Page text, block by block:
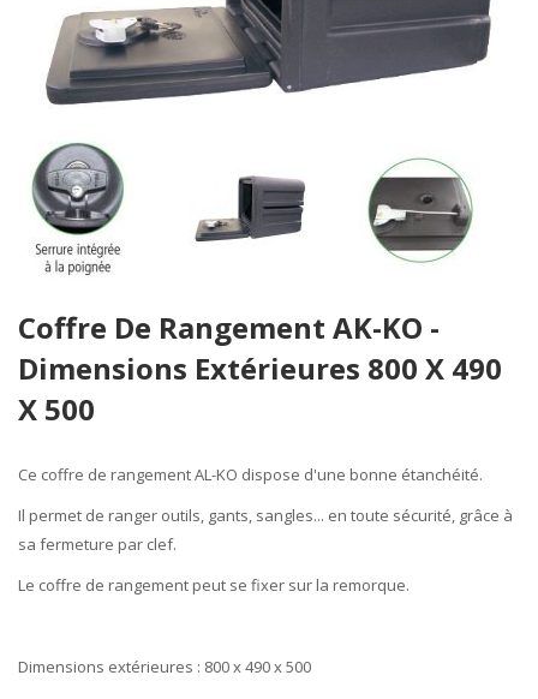
to
beginning
of
the
gallery
Coffre De Rangement AK-KO -
Dimensions Extérieures 800 X 490
X 500
Ce coffre de rangement AL-KO dispose d'une bonne étanchéité.
Il permet de ranger outils, gants, sangles... en toute sécurité, grâce à
sa fermeture par clef.
Le coffre de rangement peut se fixer sur la remorque.
Dimensions extérieures : 800 x 490 x 500